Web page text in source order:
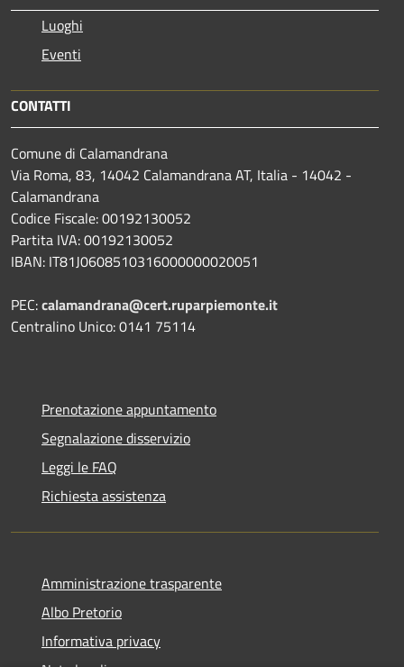
Luoghi
Eventi
CONTATTI
Comune di Calamandrana
Via Roma, 83, 14042 Calamandrana AT, Italia - 14042 -
Calamandrana
Codice Fiscale: 00192130052
Partita IVA: 00192130052
IBAN: IT81J0608510316000000020051
PEC:calamandrana@cert.ruparpiemonte.it
Centralino Unico: 0141 75114
Prenotazione appuntamento
Segnalazione disservizio
Leggi le FAQ
Richiesta assistenza
Amministrazione trasparente
Albo Pretorio
Informativa privacy